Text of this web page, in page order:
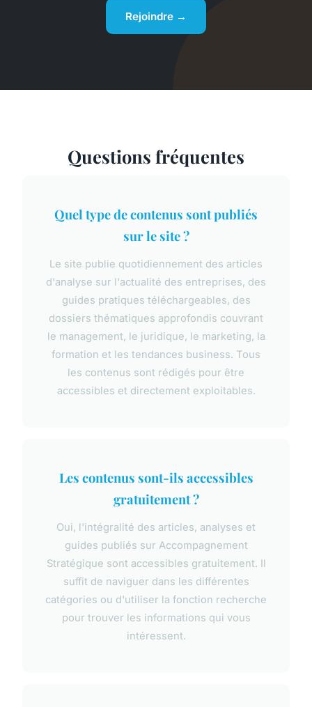
Rejoindre →
Questions fréquentes
Quel type de contenus sont publiés
sur le site ?
Le site publie quotidiennement des articles
d'analyse sur l'actualité des entreprises, des
guides pratiques téléchargeables, des
dossiers thématiques approfondis couvrant
le management, le juridique, le marketing, la
formation et les tendances business. Tous
les contenus sont rédigés pour être
accessibles et directement exploitables.
Les contenus sont-ils accessibles
gratuitement ?
Oui, l'intégralité des articles, analyses et
guides publiés sur Accompagnement
Stratégique sont accessibles gratuitement. Il
suffit de naviguer dans les différentes
catégories ou d'utiliser la fonction recherche
pour trouver les informations qui vous
intéressent.